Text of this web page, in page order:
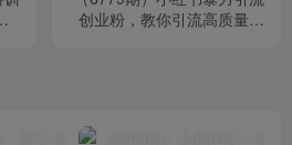
创业粉，教你引流高质量创